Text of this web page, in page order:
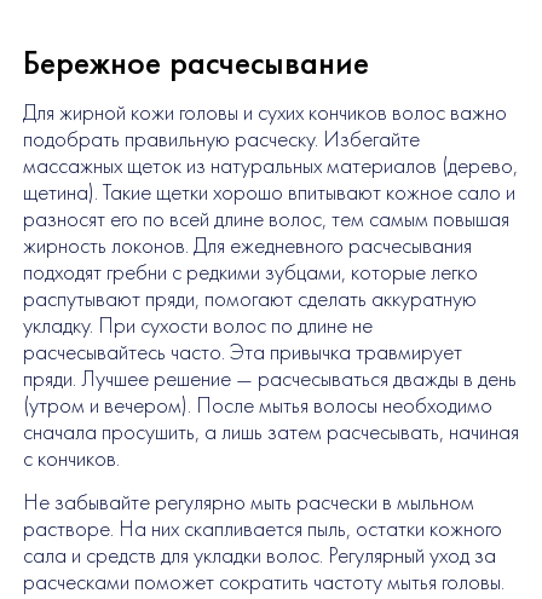
Бережное расчесывание
Для жирной кожи головы и сухих кончиков волос важно
подобрать правильную расческу. Избегайте
массажных щеток из натуральных материалов (дерево,
щетина). Такие щетки хорошо впитывают кожное сало и
разносят его по всей длине волос, тем самым повышая
жирность локонов. Для ежедневного расчесывания
подходят гребни с редкими зубцами, которые легко
распутывают пряди, помогают сделать аккуратную
укладку. При сухости волос по длине не
расчесывайтесь часто. Эта привычка травмирует
пряди. Лучшее решение — расчесываться дважды в день
(утром и вечером). После мытья волосы необходимо
сначала просушить, а лишь затем расчесывать, начиная
с кончиков.
Не забывайте регулярно мыть расчески в мыльном
растворе. На них скапливается пыль, остатки кожного
сала и средств для укладки волос. Регулярный уход за
расческами поможет сократить частоту мытья головы.